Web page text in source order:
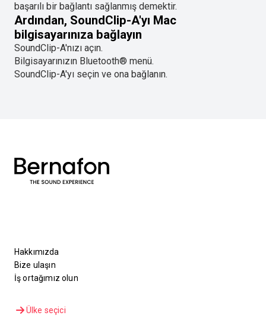
başarılı bir bağlantı sağlanmış demektir.
Ardından, SoundClip-A'yı Mac
bilgisayarınıza bağlayın
SoundClip-A'nızı açın.
Bilgisayarınızın Bluetooth® menü.
SoundClip-A'yı seçin ve ona bağlanın.
Hakkımızda
Bize ulaşın
İş ortağımız olun
Ülke seçici